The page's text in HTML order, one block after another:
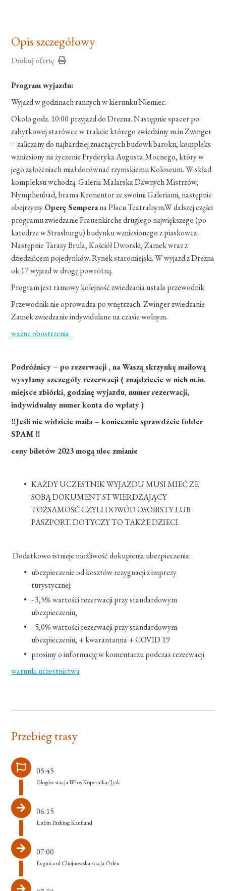
Opis szczegółowy
Drukuj ofertę
Program wyjazdu:
Wyjazd w godzinach rannych w kierunku Niemiec.
Około godz. 10:00 przyjazd do Drezna. Następnie spacer po
zabytkowej starówce w trakcie którego zwiedzimy m.in Zwinger
– zaliczany do najbardziej znaczących budowli baroku, kompleks
wzniesiony na życzenie Fryderyka Augusta Mocnego, który w
jego założeniach miał dorównać rzymskiemu Koloseum. W skład
kompleksu wchodzą: Galeria Malarska Dawnych Mistrzów,
Nymphenbad, brama Kronentor ze swoimi Galeriami, następnie
obejrzymyOperę Semperana Placu Teatralnym.W dalszej części
programu zwiedzanie Frauenkirche drugiego największego (po
katedrze w Strasburgu) budynku wzniesionego z piaskowca.
Następnie Tarasy Brula, Kościół Dworski, Zamek wraz z
dziedzińcem pojedynków. Rynek staromiejski. W wyjazd z Drezna
ok 17 wyjazd w drogę powrotną.
Program jest ramowy kolejność zwiedzania ustala przewodnik
Przewodnik nie oprowadza po wnętrzach. Zwinger zwiedzanie
Zamek zwiedzanie indywidulane na czasie wolnym.
ważne obostrzenia
Podróżnicy – po rezerwacji , na Waszą skrzynkę mailową
wysyłamy szczegóły rezerwacji ( znajdziecie w nich m.in.
miejsce zbiórki, godzinę wyjazdu, numer rezerwacji,
indywidualny numer konta do wpłaty )
‼Jeśli nie widzicie maila – koniecznie sprawdźcie folder
SPAM ‼
ceny biletów 2023 mogą ulec zmianie
KAŻDY UCZESTNIK WYJAZDU MUSI MIEĆ ZE
SOBĄ DOKUMENT STWIERDZAJĄCY
TOŻSAMOŚĆ CZYLI DOWÓD OSOBISTY LUB
PASZPORT. DOTYCZY TO TAKŻE DZIECI.
Dodatkowo istnieje możliwość dokupienia ubezpieczenia:
ubezpieczenie od kosztów rezygnacji z imprezy
turystycznej:
- 3,5% wartości rezerwacji przy standardowym
ubezpieczeniu,
- 5,0% wartości rezerwacji przy standardowym
ubezpieczeniu, + kwarantanna + COVID 19
prosimy o informację w komentarzu podczas rezerwacji
warunki uczestnictwa
Przebieg trasy
05:45
Głogów stacja BP os Kopernika/Jysk
06:15
Lubin Parking Kaufland
07:00
Legnica ul Chojnowska stacja Orlen